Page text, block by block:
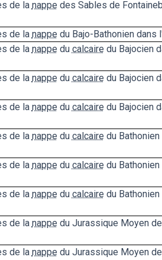
de la nappe des Sables de
de la nappe du Bajo-Bathonien dans
de la nappe du calcaire du Bajocien
de la nappe du calcaire du Bajocien
de la nappe du calcaire du Bajocien
de la nappe du calcaire du
de la nappe du calcaire du
de la nappe du calcaire du
de la nappe du Jurassique Moyen
de la nappe du Jurassique Moyen